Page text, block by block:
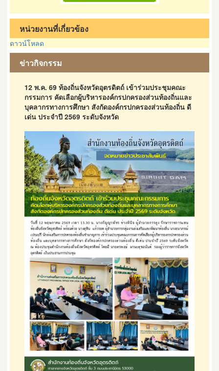
หน่วยงานที่เกี่ยวข้อง
ดาวน์โหลด
ข่าวกิจกรรม
12 พ.ค. 69 ท้องถิ่นจังหวัดอุตรดิตถ์ เข้าร่วมประชุมคณะ
กรรมการ คัดเลือกผู้บริหารองค์กรปกครองส่วนท้องถิ่นและ
บุคลากรทางการศึกษา สังกัดองค์กรปกครองส่วนท้องถิ่น ดี
เด่น ประจำปี 2569 ระดับจังหวัด